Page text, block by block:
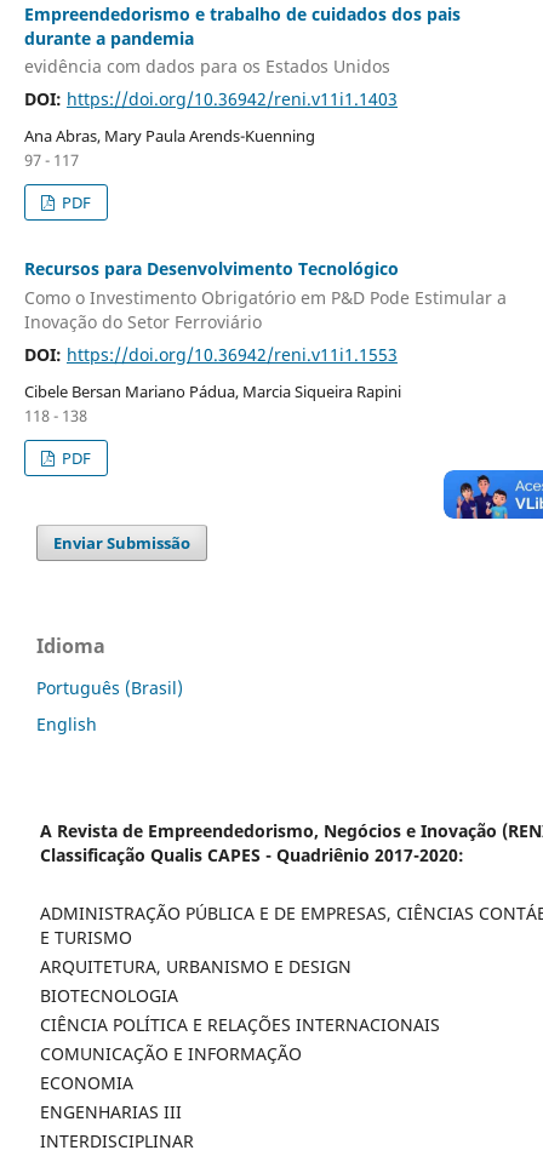
Empreendedorismo e trabalho de cuidados dos pais
durante a pandemia
evidência com dados para os Estados Unidos
DOI: https://doi.org/10.36942/reni.v11i1.1403
Ana Abras, Mary Paula Arends-Kuenning
97 - 117
PDF
Recursos para Desenvolvimento Tecnológico
Como o Investimento Obrigatório em P&D Pode Estimular a
Inovação do Setor Ferroviário
DOI: https://doi.org/10.36942/reni.v11i1.1553
Cibele Bersan Mariano Pádua, Marcia Siqueira Rapini
118 - 138
PDF
Enviar Submissão
Idioma
Português (Brasil)
English
A Revista de Empreendedorismo, Negócios e Inovação
Classificação Qualis CAPES - Quadriênio 2017-2020:
ADMINISTRAÇÃO PÚBLICA E DE EMPRESAS, CIÊNCIAS
E TURISMO
ARQUITETURA, URBANISMO E DESIGN
BIOTECNOLOGIA
CIÊNCIA POLÍTICA E RELAÇÕES INTERNACIONAIS
COMUNICAÇÃO E INFORMAÇÃO
ECONOMIA
ENGENHARIAS III
INTERDISCIPLINAR